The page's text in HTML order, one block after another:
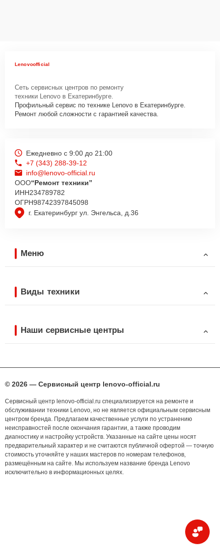
Lenovoofficial
Сеть сервисных центров по ремонту
техники Lenovo в Екатеринбурге.
Профильный сервис по технике Lenovo в Екатеринбурге.
Ремонт любой сложности с гарантией качества.
г. Екатеринбург ул. Энгельса, д.36
Ежедневно с 9:00 до 21:00
+7 (343) 288-39-12
info@lenovo-official.ru
ООО“Ремонт техники”
ИНН234789782
ОГРН98742397845098
Меню
Виды техники
Наши сервисные центры
© 2026 — Сервисный центр lenovo-official.ru
Сервисный центр lenovo-official.ru специализируется на ремонте и
обслуживании техники Lenovo, но не является официальным сервисным
центром бренда. Предлагаем качественные услуги по устранению
неисправностей после окончания гарантии, а также проводим
диагностику и настройку устройств. Указанные на сайте цены носят
предварительный характер и не считаются публичной офертой — точную
стоимость уточняйте у наших мастеров по номерам телефонов,
размещённым на сайте. Мы используем название бренда Lenovo
исключительно в информационных целях.